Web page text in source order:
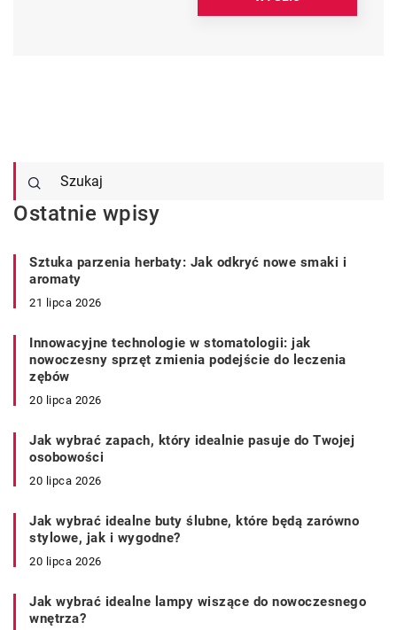
Ostatnie wpisy
Sztuka parzenia herbaty: Jak odkryć nowe smaki i
aromaty
21 lipca 2026
Innowacyjne technologie w stomatologii: jak
nowoczesny sprzęt zmienia podejście do leczenia
zębów
20 lipca 2026
Jak wybrać zapach, który idealnie pasuje do Twojej
osobowości
20 lipca 2026
Jak wybrać idealne buty ślubne, które będą zarówno
stylowe, jak i wygodne?
20 lipca 2026
Jak wybrać idealne lampy wiszące do nowoczesnego
wnętrza?